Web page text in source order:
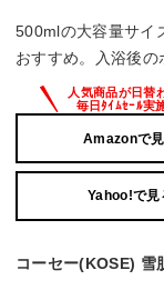
500mlの大容量サイ
おすすめ。入浴後の
Amazonで
Yahoo!で見
コーセー(KOSE) 雪